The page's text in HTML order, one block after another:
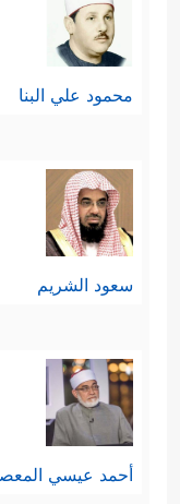
محمود علي البنا
سعود الشريم
أحمد عيسي